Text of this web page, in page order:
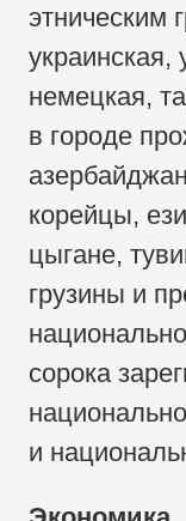
этническим
украинская,
немецкая,
в городе
корейцы,
цыгане,
грузины и
сорока
и